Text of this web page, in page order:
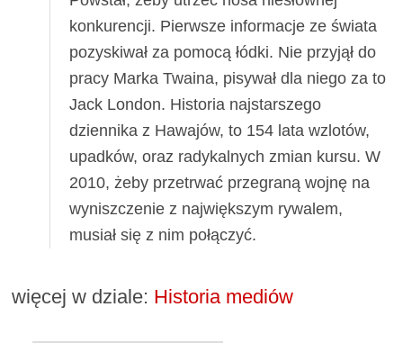
konkurencji. Pierwsze informacje ze świata
pozyskiwał za pomocą łódki. Nie przyjął do
pracy Marka Twaina, pisywał dla niego za to
Jack London. Historia najstarszego
dziennika z Hawajów, to 154 lata wzlotów,
upadków, oraz radykalnych zmian kursu. W
2010, żeby przetrwać przegraną wojnę na
wyniszczenie z największym rywalem,
musiał się z nim połączyć.
więcej w dziale: Historia mediów